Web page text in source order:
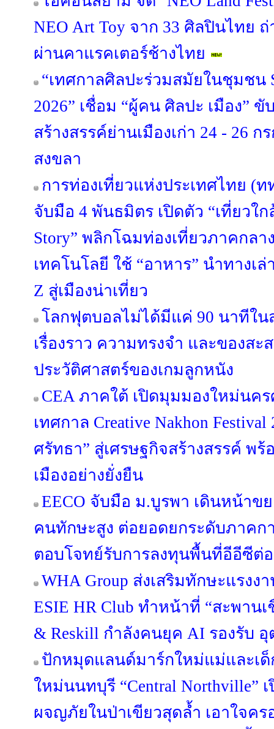
NEO Art Toy จาก 33 ศิลปินไทย
ผ่านคาแรคเตอร์ช้างไทย
“เทศกาลศิลปะร่วมสมัยในชุมชน
2026” เชื่อม “ผู้คน ศิลปะ เมือง” ขั
สร้างสรรค์ย่านเมืองเก่า 24 - 26
สงขลา
การท่องเที่ยวแห่งประเทศไทย (
จับมือ 4 พันธมิตร เปิดตัว “เที่ยวใก
Story” พลิกโฉมท่องเที่ยวภาคกลา
เทคโนโลยี ใช้ “อาหาร” นำทางเล่
Z สู่เมืองน่าเที่ยว
โลกฟุตบอลไม่ได้มีแค่ 90 นาทีใน
เรื่องราว ความทรงจำ และของสะ
ประวัติศาสตร์ของเกมลูกหนัง
CEA ภาคใต้ เปิดมุมมองใหม่นค
เทศกาล Creative Nakhon
ศรัทธา” สู่เศรษฐกิจสร้างสรรค์ พ
เมืองอย่างยั่งยืน
EECO จับมือ ม.บูรพา เดินหน้า
คนทักษะสูง ต่อยอดยกระดับภาคก
ตอบโจทย์รับการลงทุนพื้นที่อีอีซีต่อ
WHA Group ส่งเสริมทักษะแรง
ESIE HR Club ทำหน้าที่ “สะพาน
& Reskill กำลังคนยุค AI รองรับ
ปักหมุดแลนด์มาร์กใหม่แม่และเด็
ใหม่นนทบุรี “Central Northville”
ผจญภัยในป่าเขียวสุดล้ำ เอาใจค